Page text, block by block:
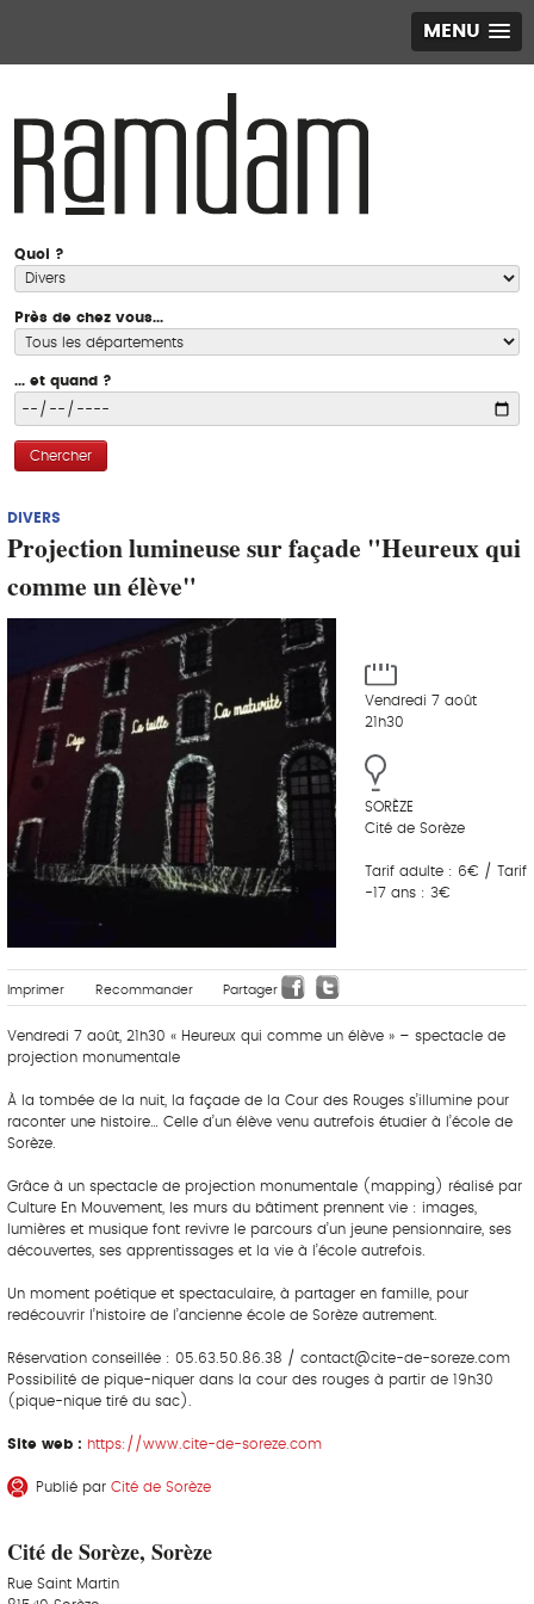
MENU
Quoi ?
Près de chez vous...
... et quand ?
Chercher
DIVERS
Projection lumineuse sur façade "Heureux qui
comme un élève"
Vendredi 7 août
21h30
SORÈZE
Cité de Sorèze
Tarif adulte : 6€ / Tarif
-17 ans : 3€
Imprimer Recommander Partager
Vendredi 7 août, 21h30 « Heureux qui comme un élève » – spectacle de
projection monumentale
À la tombée de la nuit, la façade de la Cour des Rouges s’illumine pour
raconter une histoire… Celle d’un élève venu autrefois étudier à l’école de
Sorèze.
Grâce à un spectacle de projection monumentale (mapping) réalisé par
Culture En Mouvement, les murs du bâtiment prennent vie : images,
lumières et musique font revivre le parcours d’un jeune pensionnaire, ses
découvertes, ses apprentissages et la vie à l’école autrefois.
Un moment poétique et spectaculaire, à partager en famille, pour
redécouvrir l’histoire de l’ancienne école de Sorèze autrement.
Réservation conseillée : 05.63.50.86.38 / contact@cite-de-soreze.com
Possibilité de pique-niquer dans la cour des rouges à partir de 19h30
(pique-nique tiré du sac).
Site web : https://www.cite-de-soreze.com
Publié par Cité de Sorèze
Cité de Sorèze, Sorèze
Rue Saint Martin